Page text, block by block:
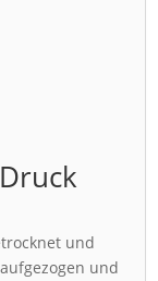
und
und